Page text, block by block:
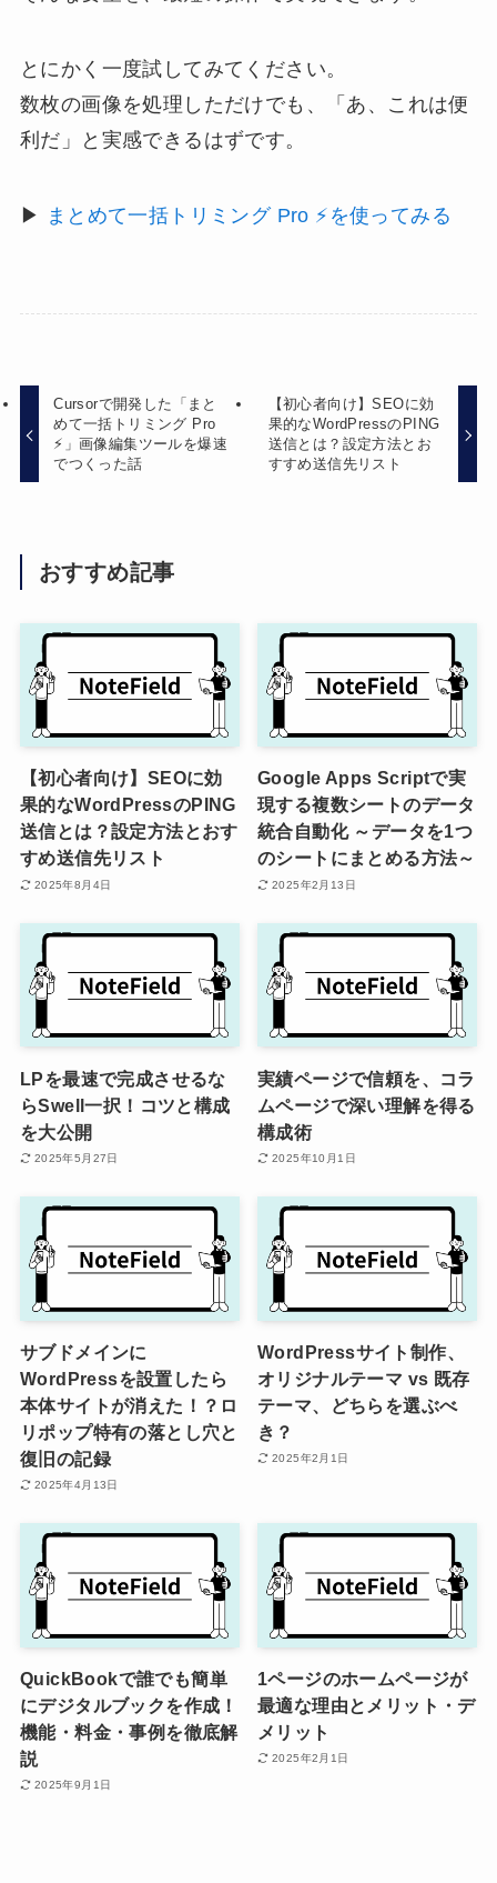
とにかく一度試してみてください。
数枚の画像を処理しただけでも、「あ、これは便
利だ」と実感できるはずです。
▶ まとめて一括トリミング Pro ⚡を使ってみる
Cursorで開発した「まと
めて一括トリミング Pro
⚡」画像編集ツールを爆速
でつくった話
【初心者向け】SEOに効
果的なWordPressのPING
送信とは？設定方法とお
すすめ送信先リスト
おすすめ記事
【初心者向け】SEOに効
果的なWordPressのPING
送信とは？設定方法とおす
すめ送信先リスト
2025年8月4日
Google Apps Scriptで実
現する複数シートのデータ
統合自動化 ～データを1つ
のシートにまとめる方法～
2025年2月13日
LPを最速で完成させるな
らSwell一択！コツと構成
を大公開
2025年5月27日
実績ページで信頼を、コラ
ムページで深い理解を得る
構成術
2025年10月1日
サブドメインに
WordPressを設置したら
本体サイトが消えた！？ロ
リポップ特有の落とし穴と
復旧の記録
2025年4月13日
WordPressサイト制作、
オリジナルテーマ vs 既存
テーマ、どちらを選ぶべ
き？
2025年2月1日
QuickBookで誰でも簡単
にデジタルブックを作成！
機能・料金・事例を徹底解
説
2025年9月1日
1ページのホームページが
最適な理由とメリット・デ
メリット
2025年2月1日